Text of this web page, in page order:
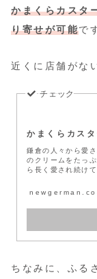
かまくらカスタ
り寄せが可能で
近くに店舗がな
かまくらカスタ
鎌倉の人々から愛
のクリームをたっ
ら長く愛され続け
ちなみに、ふる